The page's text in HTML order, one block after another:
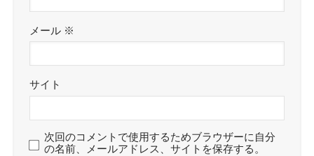
メール ※
サイト
次回のコメントで使用するためブラウザーに自分
の名前、メールアドレス、サイトを保存する。